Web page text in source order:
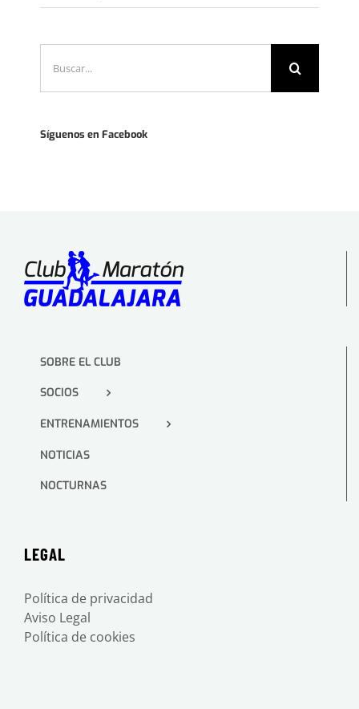
Síguenos en Facebook
SOBRE EL CLUB
SOCIOS
ENTRENAMIENTOS
NOTICIAS
NOCTURNAS
LEGAL
Política de privacidad
Aviso Legal
Política de cookies